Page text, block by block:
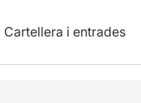
Cartellera i entrades
Fotos i vídeos